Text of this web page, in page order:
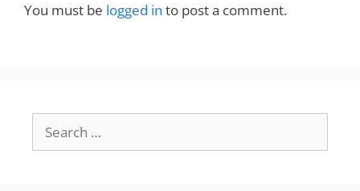
You must be logged in to post a comment.
for: